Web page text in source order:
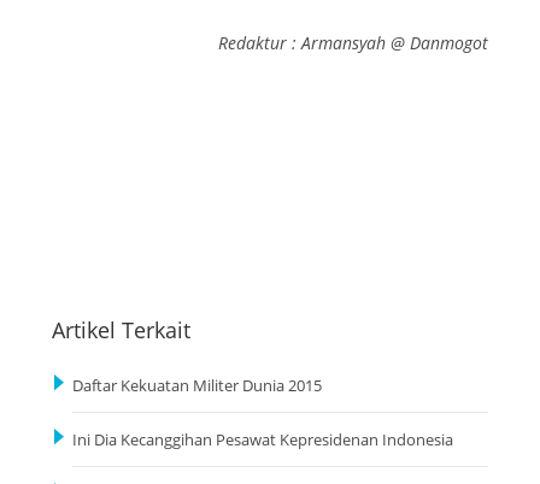
Redaktur : Armansyah @ Danmogot
Artikel Terkait
Daftar Kekuatan Militer Dunia 2015
Ini Dia Kecanggihan Pesawat Kepresidenan Indonesia